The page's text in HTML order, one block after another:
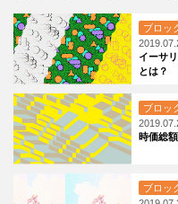
ブロッ
イーサ
とは？
ブロッ
時価総
ブロッ